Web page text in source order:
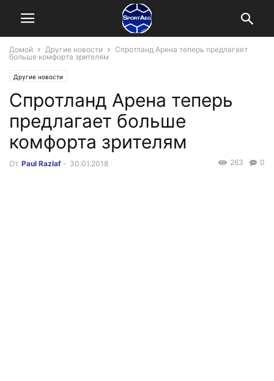
Домой Другие новости
Спротланд Арена теперь предлагает
больше комфорта зрителям
Другие новости
Спротланд Арена теперь
предлагает больше
комфорта зрителям
От Paul Razlaf - 30.01.2018 0
263